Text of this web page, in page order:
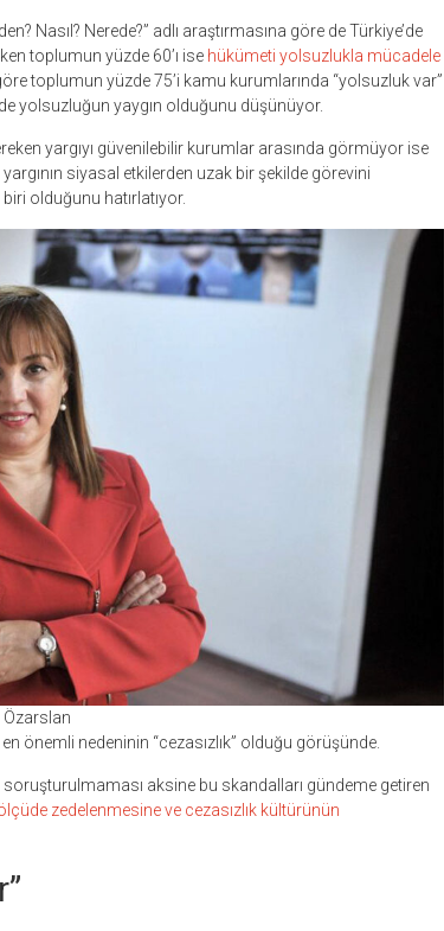
Nasıl? Nerede?” adlı araştırmasına göre de Türkiye’de
toplumun yüzde 60’ı ise hükümeti yolsuzlukla mücadele
toplumun yüzde 75’i kamu kurumlarında “yolsuzluk var”
yolsuzluğun yaygın olduğunu düşünüyor.
yargıyı güvenilebilir kurumlar arasında görmüyor ise
siyasal etkilerden uzak bir şekilde görevini
olduğunu hatırlatıyor.
Özarslan
önemli nedeninin “cezasızlık” olduğu görüşünde.
aksine bu skandalları gündeme getiren
zedelenmesine ve cezasızlık kültürünün